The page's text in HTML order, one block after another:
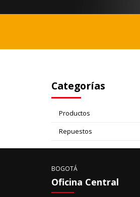
Categorías
Productos
Repuestos
BOGOTÁ
Oficina Central